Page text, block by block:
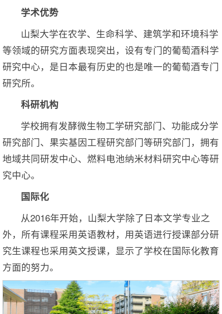
学术优势
山梨大学在农学、生命科学、建筑学和环境科学
等领域的研究方面表现突出，设有专门的葡萄酒科学
研究中心，是日本最有历史的也是唯一的葡萄酒专门
研究所。
科研机构
学校拥有发酵微生物工学研究部门、功能成分学
研究部门、果实基因工程研究部门等研究部门，拥有
地域共同研发中心、燃料电池纳米材料研究中心等研
究中心。
国际化
从2016年开始，山梨大学除了日本文学专业之
外，所有课程采用英语教材，用英语进行授课部分研
究生课程也采用英文授课，显示了学校在国际化教育
方面的努力。